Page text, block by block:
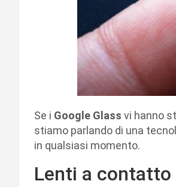
Se i Google Glass vi hanno
stiamo parlando di una
in qualsiasi momento.
Lenti a